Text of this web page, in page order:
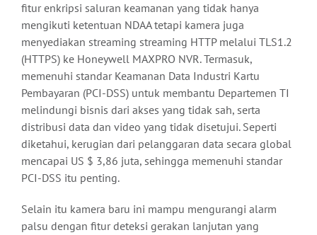
fitur enkripsi saluran keamanan yang tidak hanya
mengikuti ketentuan NDAA tetapi kamera juga
menyediakan streaming streaming HTTP melalui TLS1.2
(HTTPS) ke Honeywell MAXPRO NVR. Termasuk,
memenuhi standar Keamanan Data Industri Kartu
Pembayaran (PCI-DSS) untuk membantu Departemen TI
melindungi bisnis dari akses yang tidak sah, serta
distribusi data dan video yang tidak disetujui. Seperti
diketahui, kerugian dari pelanggaran data secara global
mencapai US $ 3,86 juta, sehingga memenuhi standar
PCI-DSS itu penting.
Selain itu kamera baru ini mampu mengurangi alarm
palsu dengan fitur deteksi gerakan lanjutan yang